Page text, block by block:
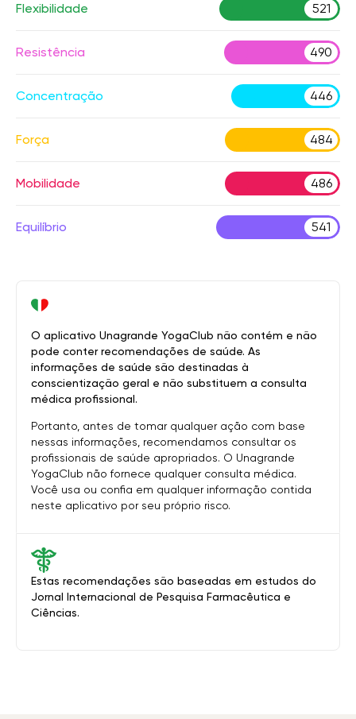
Flexibilidade 521
Resistência 490
Concentração 446
Força 484
Mobilidade 486
Equilíbrio 541
Estas recomendações são baseadas em estudos do
Jornal Internacional de Pesquisa Farmacêutica e
Ciências.
O aplicativo Unagrande YogaClub não contém e não
pode conter recomendações de saúde. As
informações de saúde são destinadas à
conscientização geral e não substituem a consulta
médica profissional.
Portanto, antes de tomar qualquer ação com base
nessas informações, recomendamos consultar os
profissionais de saúde apropriados. O Unagrande
YogaClub não fornece qualquer consulta médica.
Você usa ou confia em qualquer informação contida
neste aplicativo por seu próprio risco.